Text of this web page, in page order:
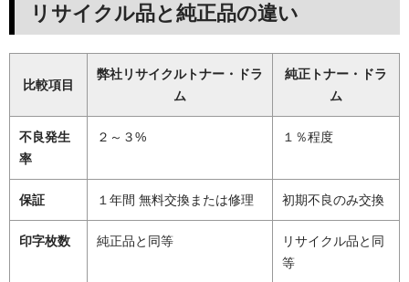
リサイクル品と純正品の違い
比較項目
弊社リサイクルトナー・ドラ
ム
純正トナー・ドラ
ム
不良発生
率
２～３% １％程度
保証 １年間 無料交換または修理 初期不良のみ交換
印字枚数 純正品と同等
リサイクル品と同
等